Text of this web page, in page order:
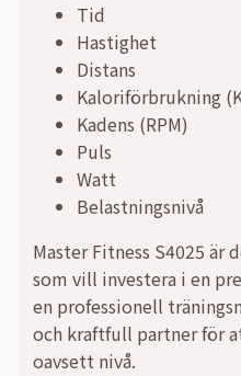
Tid
Hastighet
Distans
Kaloriförbrukning
Kadens (RPM)
Puls
Watt
Belastningsnivå
Master Fitness S4025 är
som vill investera i en
en professionell
och kraftfull partner för
oavsett nivå.